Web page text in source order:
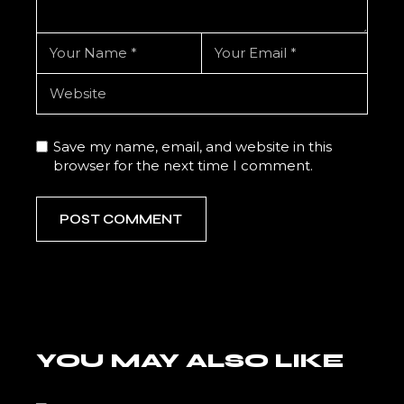
Save my name, email, and website in this
browser for the next time I comment.
POST COMMENT
YOU MAY ALSO LIKE